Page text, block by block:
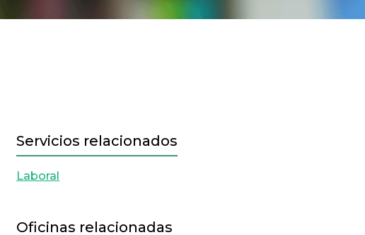
Servicios relacionados
Laboral
Oficinas relacionadas